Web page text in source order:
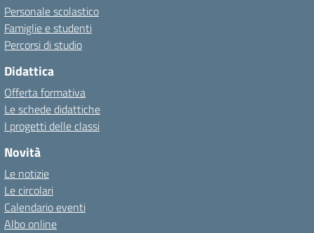
Personale scolastico
Famiglie e studenti
Percorsi di studio
Didattica
Offerta formativa
Le schede didattiche
I progetti delle classi
Novità
Le notizie
Le circolari
Calendario eventi
Albo online